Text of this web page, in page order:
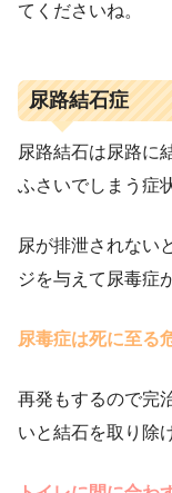
てくださいね。
尿路結石症
尿路結石は尿路に
ふさいでしまう症
尿が排泄されない
ジを与えて尿毒症
尿毒症は死に至る
再発もするので完
いと結石を取り除